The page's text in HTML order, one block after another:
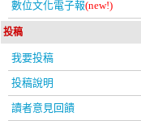
數位文化電子報(new!)
投稿
我要投稿
投稿說明
讀者意見回饋